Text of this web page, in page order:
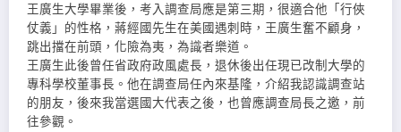
王廣生大學畢業後，考入調查局應是第三期，很適合他「行俠
仗義」的性格，蔣經國先生在美國遇刺時，王廣生奮不顧身，
跳出擋在前頭，化險為夷，為識者樂道。
王廣生此後曾任省政府政風處長，退休後出任現已改制大學的
專科學校董事長。他在調查局任內來基隆，介紹我認識調查站
的朋友，後來我當選國大代表之後，也曾應調查局長之邀，前
往參觀。